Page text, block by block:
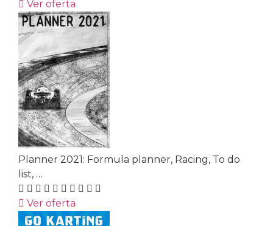
Ver oferta
Planner 2021: Formula planner, Racing, To do
list, …
Ver oferta